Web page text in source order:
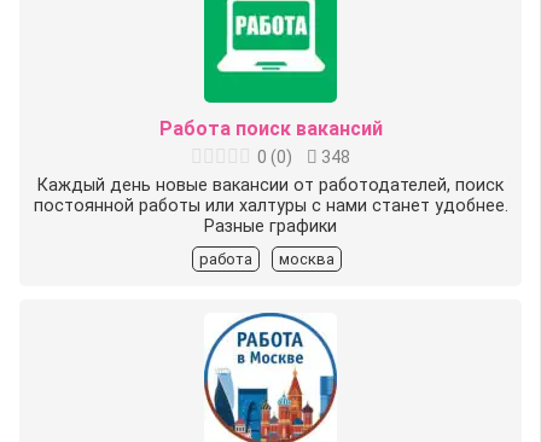
Работа поиск вакансий
0 (0)
348
Каждый день новые вакансии от работодателей, поиск
постоянной работы или халтуры с нами станет удобнее.
Разные графики
работа москва